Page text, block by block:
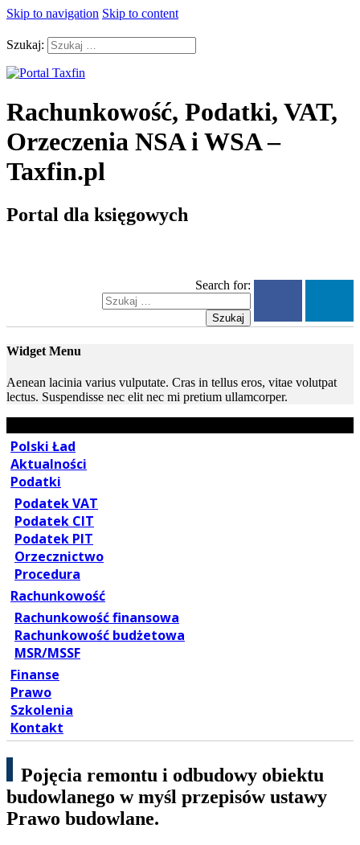
Skip to navigation Skip to content
Szukaj:
Rachunkowość, Podatki, VAT,
Orzeczenia NSA i WSA –
Taxfin.pl
Portal dla księgowych
Search for:
Szukaj
Widget Menu
Aenean lacinia varius vulputate. Cras in tellus eros, vitae volutpat
lectus. Suspendisse nec elit nec mi pretium ullamcorper.
Polski Ład
Aktualności
Podatki
Podatek VAT
Podatek CIT
Podatek PIT
Orzecznictwo
Procedura
Rachunkowość
Rachunkowość finansowa
Rachunkowość budżetowa
MSR/MSSF
Finanse
Prawo
Szkolenia
Kontakt
Pojęcia remontu i odbudowy obiektu
budowlanego w myśl przepisów ustawy
Prawo budowlane.